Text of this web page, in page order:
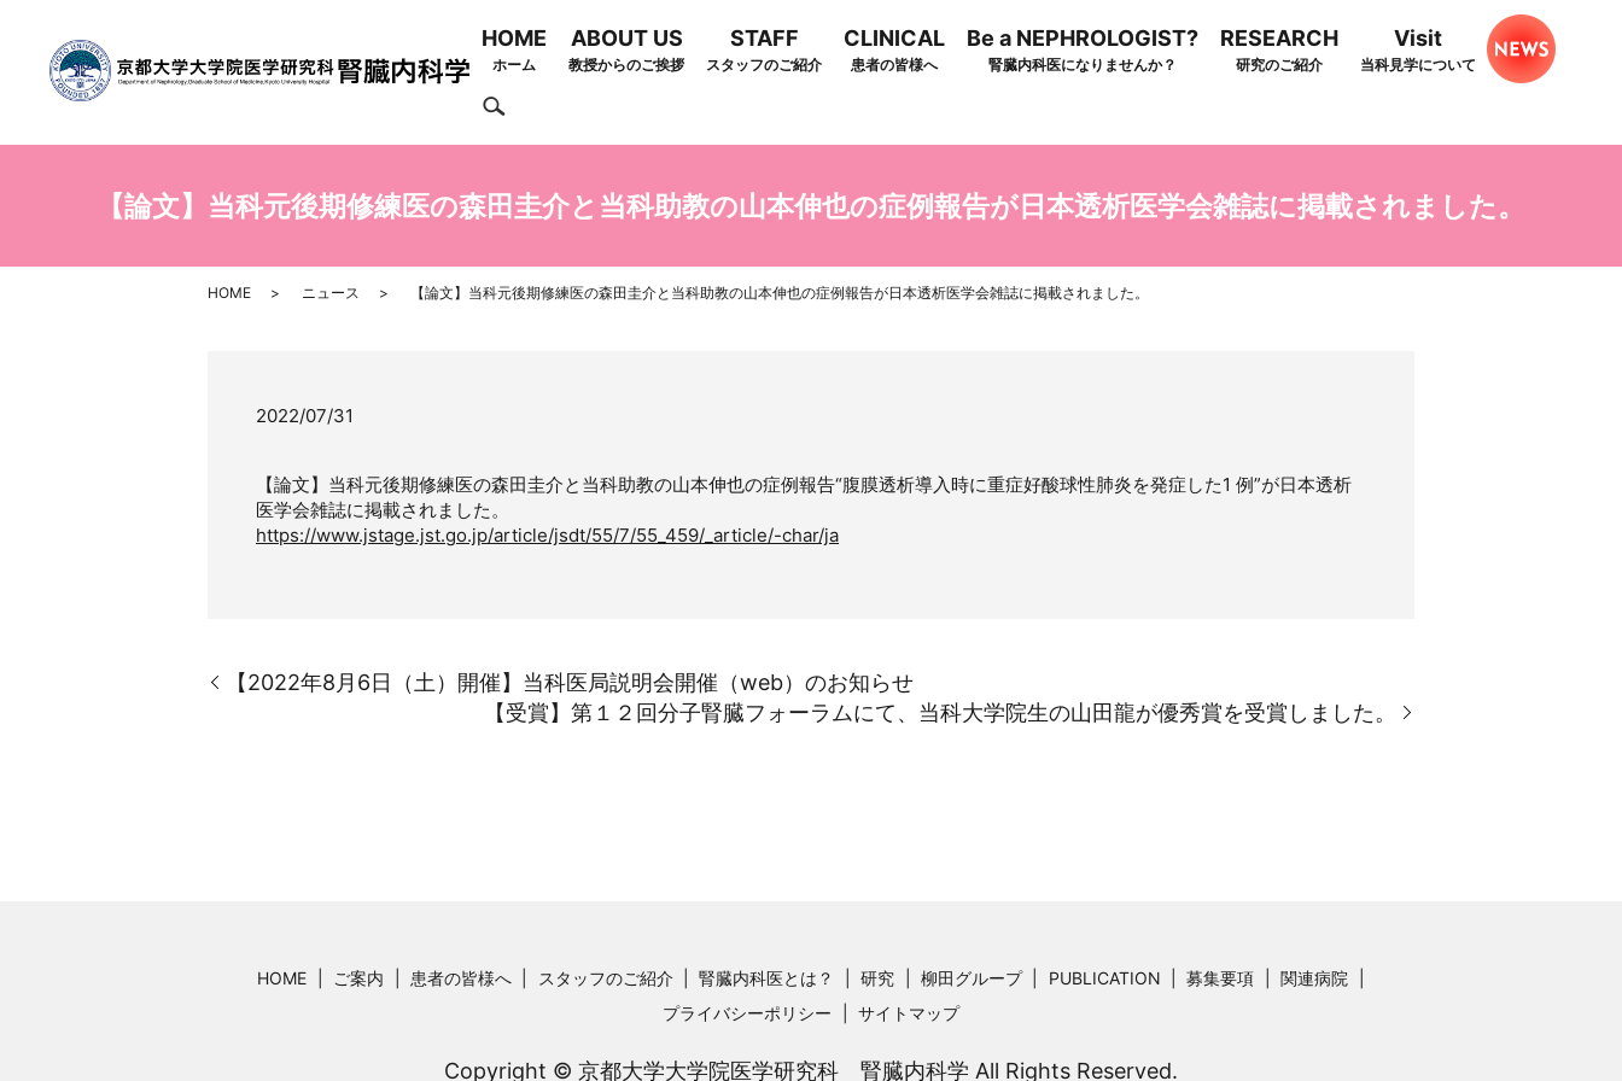
HOME
ホーム
ABOUT US
教授からのご挨拶
STAFF
スタッフのご紹介
CLINICAL
患者の皆様へ
Be a NEPHROLOGIST?
腎臓内科医になりませんか？
RESEARCH
研究のご紹介
Visit
当科見学について
【論文】当科元後期修練医の森田圭介と当科助教の山本伸也の症例報告が日本透析医学会雑誌に掲載されました。
HOME ニュース 【論文】当科元後期修練医の森田圭介と当科助教の山本伸也の症例報告が日本透析医学会雑誌に掲載されました。
2022/07/31
【論文】当科元後期修練医の森田圭介と当科助教の山本伸也の症例報告“腹膜透析導入時に重症好酸球性肺炎を発症した1 例”が日本透析
医学会雑誌に掲載されました。
https://www.jstage.jst.go.jp/article/jsdt/55/7/55_459/_article/-char/ja
【2022年8月6日（土）開催】当科医局説明会開催（web）のお知らせ
【受賞】第１２回分子腎臓フォーラムにて、当科大学院生の山田龍が優秀賞を受賞しました。
HOME ご案内 患者の皆様へ スタッフのご紹介 腎臓内科医とは？ 研究 柳田グループ PUBLICATION 募集要項
関連病院
プライバシーポリシー
サイトマップ
Copyright © 京都大学大学院医学研究科 腎臓内科学 All Rights Reserved.